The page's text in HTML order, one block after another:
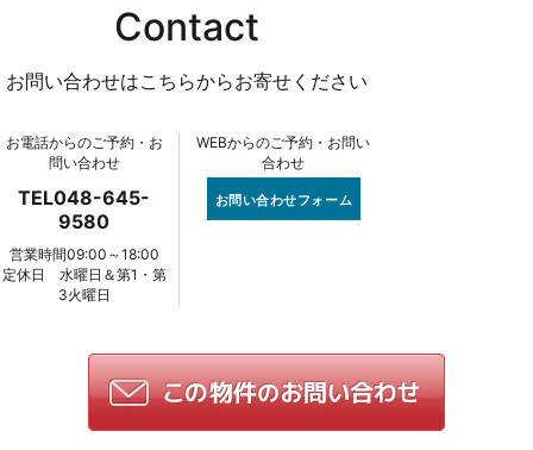
Contact
お問い合わせはこちらからお寄せください
お電話からのご予約・お
問い合わせ
TEL048-645-
9580
営業時間09:00～18:00
定休日 水曜日＆第1・第
3火曜日
WEBからのご予約・お問い
合わせ
お問い合わせフォーム